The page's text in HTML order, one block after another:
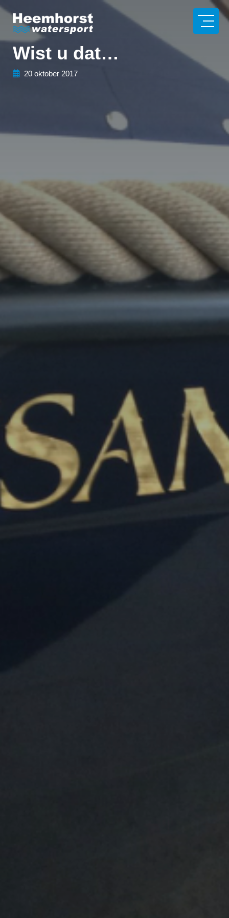
Wist u dat…
20 oktober 2017